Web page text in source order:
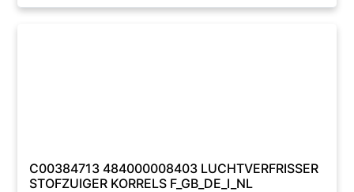
C00384713 484000008403 LUCHTVERFRISSER
STOFZUIGER KORRELS F_GB_DE_I_NL